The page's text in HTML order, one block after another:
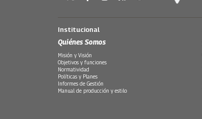
Institucional
Quiénes Somos
Misión y Visión
Objetivos y funciones
Normatividad
Políticas y Planes
Informes de Gestión
Manual de producción y estilo